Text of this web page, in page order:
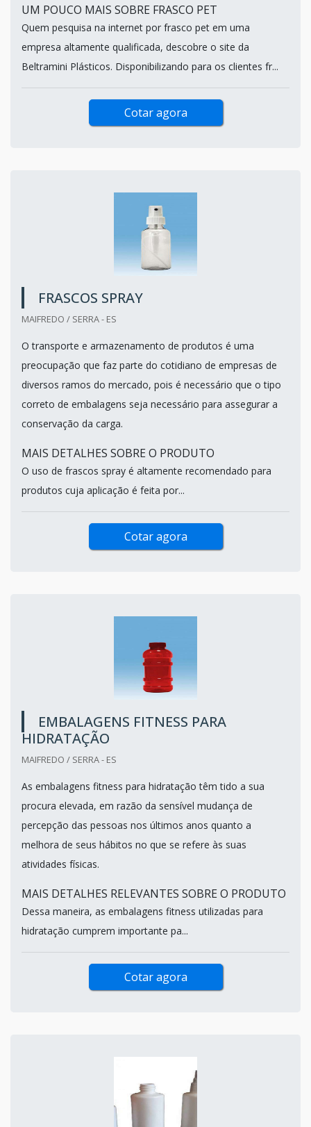
UM POUCO MAIS SOBRE FRASCO PET
Quem pesquisa na internet por frasco pet em uma
empresa altamente qualificada, descobre o site da
Beltramini Plásticos. Disponibilizando para os clientes fr...
Cotar agora
FRASCOS SPRAY
MAIFREDO / SERRA - ES
O transporte e armazenamento de produtos é uma
preocupação que faz parte do cotidiano de empresas de
diversos ramos do mercado, pois é necessário que o tipo
correto de embalagens seja necessário para assegurar a
conservação da carga.
MAIS DETALHES SOBRE O PRODUTO
O uso de frascos spray é altamente recomendado para
produtos cuja aplicação é feita por...
Cotar agora
EMBALAGENS FITNESS PARA
HIDRATAÇÃO
MAIFREDO / SERRA - ES
As embalagens fitness para hidratação têm tido a sua
procura elevada, em razão da sensível mudança de
percepção das pessoas nos últimos anos quanto a
melhora de seus hábitos no que se refere às suas
atividades físicas.
MAIS DETALHES RELEVANTES SOBRE O PRODUTO
Dessa maneira, as embalagens fitness utilizadas para
hidratação cumprem importante pa...
Cotar agora